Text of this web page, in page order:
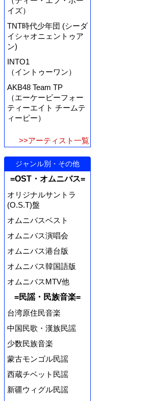
イズ）
TNT時代少年団 (シーダ
イシャオニェントゥア
ン)
INTO1
（イントゥーワン）
AKB48 Team TP
（エーケービーフォー
ティーエイト チームテ
ィーピー）
>>アーティスト一覧
ジャンル別・その他
=OST・オムニバス=
オリジナルサントラ
(O.S.T)盤
オムニバスベスト
オムニバス演唱会
オムニバス港台版
オムニバス韓国語版
オムニバスMTV他
=民謡・民族音楽=
台湾原住民音楽
中国民歌・漢族民謡
少数民族音楽
蒙古モンゴル民謡
西蔵チベット民謡
新疆ウィグル民謡